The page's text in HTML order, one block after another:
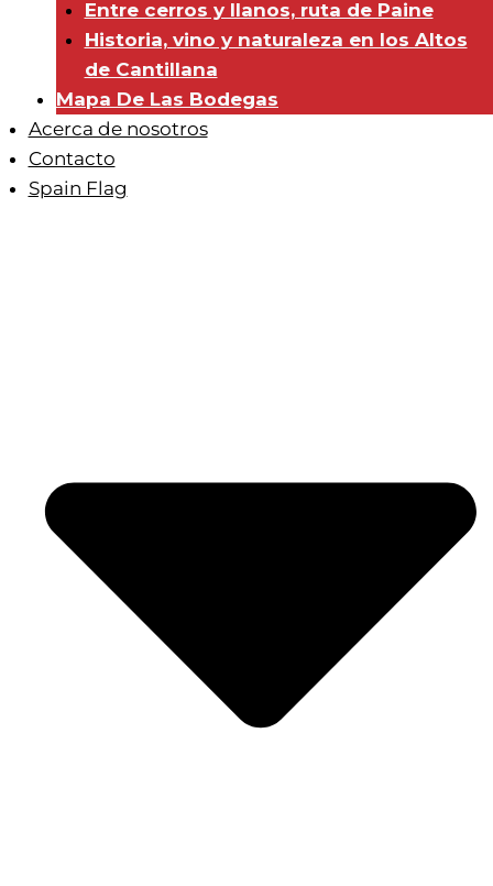
Entre cerros y llanos, ruta de Paine
Historia, vino y naturaleza en los Altos
de Cantillana
Mapa De Las Bodegas
Acerca de nosotros
Contacto
Spain Flag